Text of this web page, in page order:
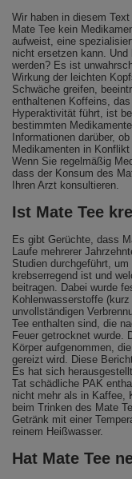
Wir haben in diesem
Mate Tee kein
aufweist, eine
nicht ersetzen kann.
werden? Es ist
Wirkung der leichten
Schwäche greifen,
enthaltenen Koffeins,
Hyperaktivität führt, ist
bestimmten
Informationen darüber,
Medikamenten in
Wenn Sie regelmäßig
dass der Konsum des
Ihren Arzt konsultieren.
Ist Mate Tee
Es gibt Gerüchte, dass
Laufe mehrerer
Studien durchgeführt,
krebserregend ist und
beitragen. Dabei wurde
Kohlenwasserstoffe
unvollständigen
Tee enthalten sind, die
Feuer getrocknet wurde.
Körper aufgenommen,
gereizt wird. Diese
Es hat sich
Tat schädliche PAK
nicht mehr als in Kaffee,
beim Trinken des Mate
Getränk mit einer
reinem Heißwasser.
Hat Mate Tee